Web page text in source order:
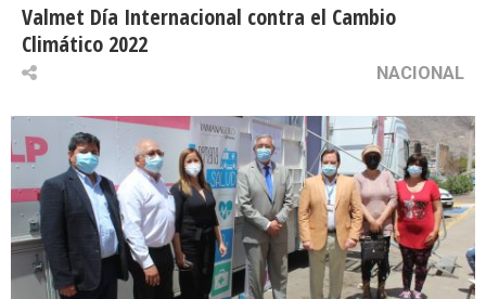
Valmet Día Internacional contra el Cambio
Climático 2022
NACIONAL